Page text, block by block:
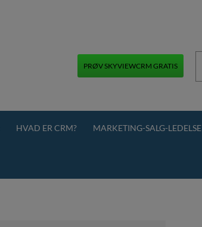
PRØV SKYVIEWCRM GRATIS
HVAD ER CRM? MARKETING-SALG-LEDELSE